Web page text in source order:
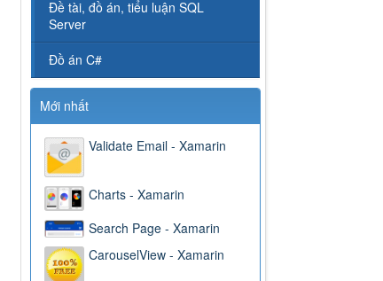
Đề tài, đồ án, tiểu luận SQL
Server
Đồ án C#
Mới nhất
Validate Email - Xamarin
Charts - Xamarin
Search Page - Xamarin
CarouselView - Xamarin